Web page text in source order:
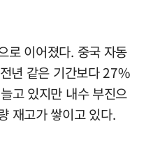
로 이어졌다. 중국 자동
년 같은 기간보다 27%
고 있지만 내수 부진으
재고가 쌓이고 있다.